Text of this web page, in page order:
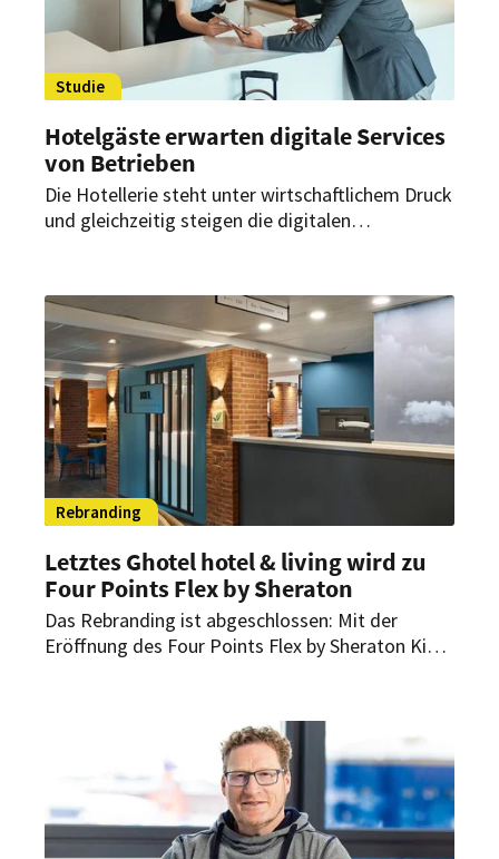
Studie
Hotelgäste erwarten digitale Services
von Betrieben
Die Hotellerie steht unter wirtschaftlichem Druck
und gleichzeitig steigen die digitalen
welche Herausforderungen Betriebe aktuell
beschäftigen und welche Maßnahmen Hotels
jetzt als besonders sinnvoll ansehen.
Rebranding
Letztes Ghotel hotel & living wird zu
Four Points Flex by Sheraton
Das Rebranding ist abgeschlossen: Mit der
Eröffnung des Four Points Flex by Sheraton Kiel
Standort in die neue Marke überführt. Damit
endet zugleich die mehr als 30-jährige
Geschichte der Marke Ghotel hotel & living.